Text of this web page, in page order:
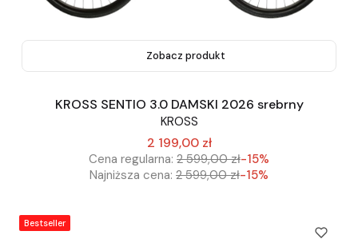
Zobacz produkt
KROSS SENTIO 3.0 DAMSKI 2026 srebrny
KROSS
2 199,00 zł
Cena regularna: 2 599,00 zł-15%
Najniższa cena: 2 599,00 zł-15%
Bestseller